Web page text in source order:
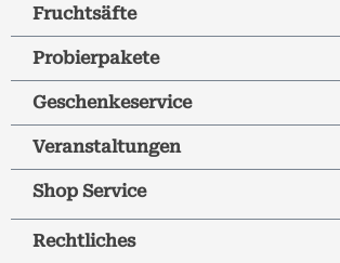
Fruchtsäfte
Probierpakete
Geschenkeservice
Veranstaltungen
Shop Service
Rechtliches